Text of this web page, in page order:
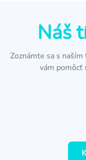
Náš
Zoznámte sa s
vám pomôcť